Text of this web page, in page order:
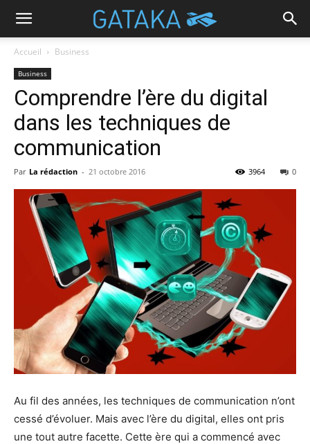
Accueil Business
Business
Comprendre l’ère du digital
dans les techniques de
communication
Par La rédaction - 21 octobre 2016 0
3964
Au fil des années, les techniques de communication n’ont
cessé d’évoluer. Mais avec l’ère du digital, elles ont pris
une tout autre facette. Cette ère qui a commencé avec